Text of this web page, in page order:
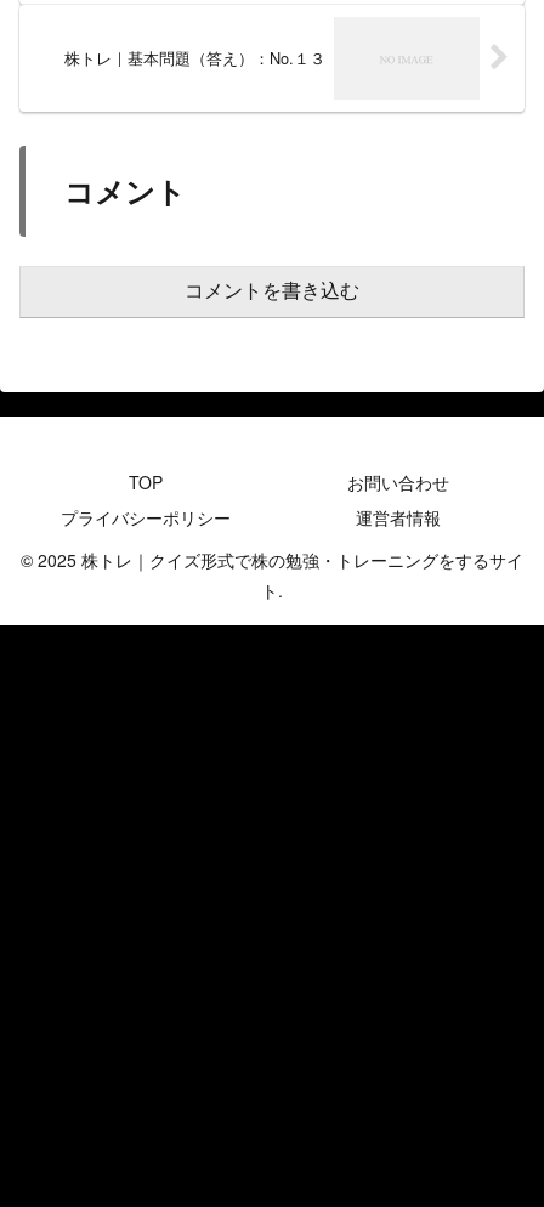
株トレ｜基本問題（答え）：No.１３
コメント
コメントを書き込む
TOP
お問い合わせ
プライバシーポリシー
運営者情報
© 2025 株トレ｜クイズ形式で株の勉強・トレーニングをするサイ
ト.